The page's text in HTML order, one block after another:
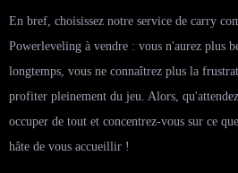
En bref, choisissez notre service de carry
Powerleveling à vendre : vous n'aurez plus
longtemps, vous ne connaîtrez plus la
profiter pleinement du jeu. Alors,
occuper de tout et concentrez-vous sur ce
hâte de vous accueillir !